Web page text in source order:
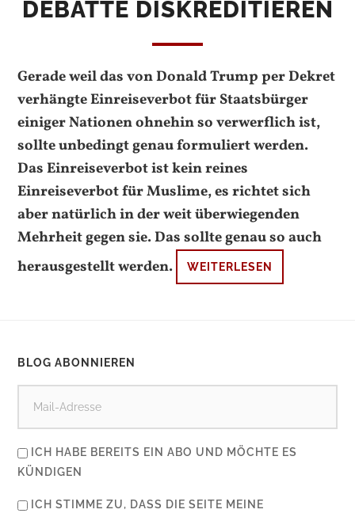
DEBATTE DISKREDITIEREN
Gerade weil das von Donald Trump per Dekret
verhängte Einreiseverbot für Staatsbürger
einiger Nationen ohnehin so verwerflich ist,
sollte unbedingt genau formuliert werden.
Das Einreiseverbot ist kein reines
Einreiseverbot für Muslime, es richtet sich
aber natürlich in der weit überwiegenden
Mehrheit gegen sie. Das sollte genau so auch
herausgestellt werden.
WEITERLESEN
BLOG ABONNIEREN
ICH HABE BEREITS EIN ABO UND MÖCHTE ES
KÜNDIGEN
ICH STIMME ZU, DASS DIE SEITE MEINE